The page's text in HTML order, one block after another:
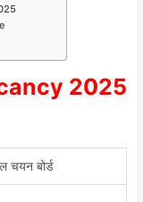
2025
चयन बोर्ड